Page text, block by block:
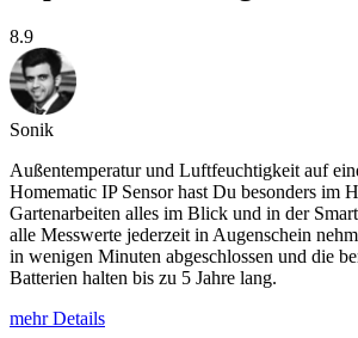
8.9
Sonik
Außentemperatur und Luftfeuchtigkeit auf
Homematic IP Sensor hast Du besonders im
Gartenarbeiten alles im Blick und in der
alle Messwerte jederzeit in Augenschein
in wenigen Minuten abgeschlossen und die
Batterien halten bis zu 5 Jahre lang.
mehr Details